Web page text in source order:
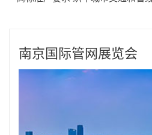
南京国际管网展览会